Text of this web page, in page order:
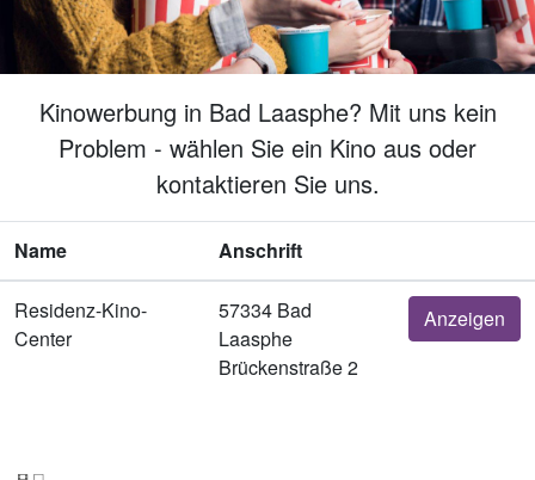
Kinowerbung in Bad Laasphe? Mit uns kein
Problem - wählen Sie ein Kino aus oder
kontaktieren Sie uns.
Name Anschrift
Residenz-Kino-
Center
57334 Bad
Laasphe
Brückenstraße 2
Anzeigen